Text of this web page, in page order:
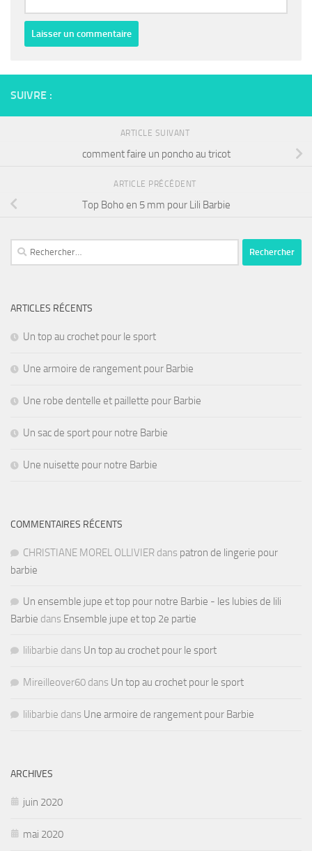
SUIVRE :
ARTICLE SUIVANT
comment faire un poncho au tricot
ARTICLE PRÉCÉDENT
Top Boho en 5 mm pour Lili Barbie
Rechercher :
ARTICLES RÉCENTS
Un top au crochet pour le sport
Une armoire de rangement pour Barbie
Une robe dentelle et paillette pour Barbie
Un sac de sport pour notre Barbie
Une nuisette pour notre Barbie
COMMENTAIRES RÉCENTS
CHRISTIANE MOREL OLLIVIER dans patron de lingerie pour
barbie
Un ensemble jupe et top pour notre Barbie - les lubies de lili
Barbie dans Ensemble jupe et top 2e partie
lilibarbie dans Un top au crochet pour le sport
Mireilleover60 dans Un top au crochet pour le sport
lilibarbie dans Une armoire de rangement pour Barbie
ARCHIVES
juin 2020
mai 2020